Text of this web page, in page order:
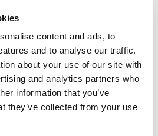
content and ads, to
and to analyse our traffic.
about your use of our site with
and analytics partners who
information that you’ve
they’ve collected from your use
related